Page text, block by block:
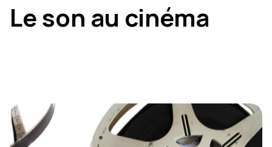
Le son au cinéma